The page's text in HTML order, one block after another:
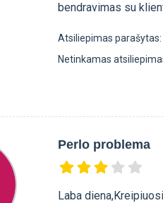
bendravimas su
Atsiliepimas
Netinkamas
Perlo problema
Laba